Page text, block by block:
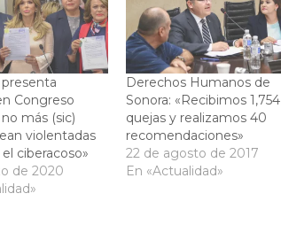
Congreso
más (sic)
violentadas
ciberacoso»
de 2020
Derechos Humanos de
Sonora: «Recibimos 1,754
quejas y realizamos 40
recomendaciones»
22 de agosto de 2017
En «Actualidad»